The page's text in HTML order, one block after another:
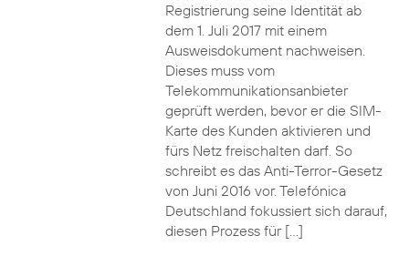
Registrierung seine Identität ab
dem 1. Juli 2017 mit einem
Ausweisdokument nachweisen.
Dieses muss vom
Telekommunikationsanbieter
geprüft werden, bevor er die SIM-
Karte des Kunden aktivieren und
fürs Netz freischalten darf. So
schreibt es das Anti-Terror-Gesetz
von Juni 2016 vor. Telefónica
Deutschland fokussiert sich darauf,
diesen Prozess für […]